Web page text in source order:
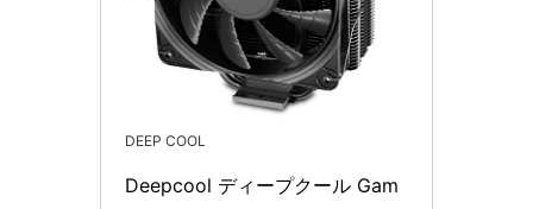
DEEP COOL
Deepcool ディープクール Gam